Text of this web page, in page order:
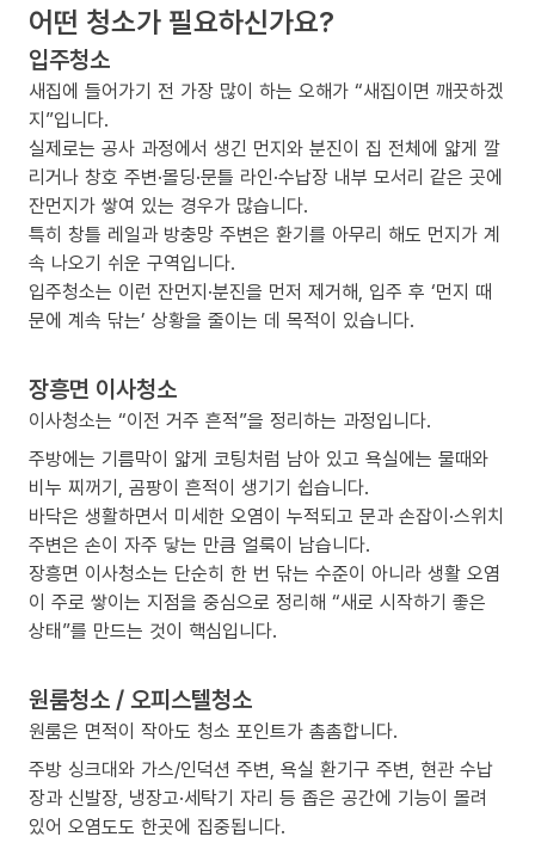
어떤 청소가 필요하신가요?
입주청소
새집에 들어가기 전 가장 많이 하는 오해가 “새집이면 깨끗하겠
지”입니다.
실제로는 공사 과정에서 생긴 먼지와 분진이 집 전체에 얇게 깔
리거나 창호 주변·몰딩·문틀 라인·수납장 내부 모서리 같은 곳에
잔먼지가 쌓여 있는 경우가 많습니다.
특히 창틀 레일과 방충망 주변은 환기를 아무리 해도 먼지가 계
속 나오기 쉬운 구역입니다.
입주청소는 이런 잔먼지·분진을 먼저 제거해, 입주 후 ‘먼지 때
문에 계속 닦는’ 상황을 줄이는 데 목적이 있습니다.
장흥면 이사청소
이사청소는 “이전 거주 흔적”을 정리하는 과정입니다.
주방에는 기름막이 얇게 코팅처럼 남아 있고 욕실에는 물때와
비누 찌꺼기, 곰팡이 흔적이 생기기 쉽습니다.
바닥은 생활하면서 미세한 오염이 누적되고 문과 손잡이·스위치
주변은 손이 자주 닿는 만큼 얼룩이 남습니다.
장흥면 이사청소는 단순히 한 번 닦는 수준이 아니라 생활 오염
이 주로 쌓이는 지점을 중심으로 정리해 “새로 시작하기 좋은
상태”를 만드는 것이 핵심입니다.
원룸청소 / 오피스텔청소
원룸은 면적이 작아도 청소 포인트가 촘촘합니다.
주방 싱크대와 가스/인덕션 주변, 욕실 환기구 주변, 현관 수납
장과 신발장, 냉장고·세탁기 자리 등 좁은 공간에 기능이 몰려
있어 오염도도 한곳에 집중됩니다.